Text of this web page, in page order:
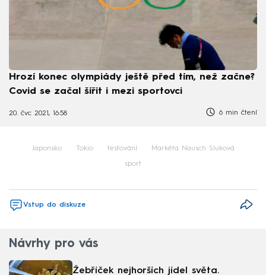
Hrozí konec olympiády ještě před tím, než začne?
Covid se začal šířit i mezi sportovci
20. čvc 2021, 16:58 6 min čtení
Japonsko Tokio testování Markéta Nausch Sluková
sport
Vstup do diskuze
Návrhy pro vás
Žebříček nejhorších jídel světa.